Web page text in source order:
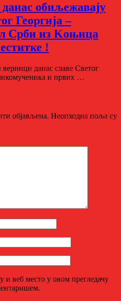
обиљежавају
Георгија –
Срби из Kоњица
!
данас славe Светог
и првих …
објављена. Неопходна поља су
и веб место у овом прегледачу